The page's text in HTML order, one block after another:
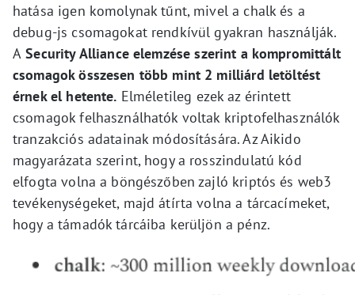
hatása igen komolynak tűnt, mivel a chalk és a
debug-js csomagokat rendkívül gyakran használják.
A Security Alliance elemzése szerint a kompromittált
csomagok összesen több mint 2 milliárd letöltést
érnek el hetente. Elméletileg ezek az érintett
csomagok felhasználhatók voltak kriptofelhasználók
tranzakciós adatainak módosítására. Az Aikido
magyarázata szerint, hogy a rosszindulatú kód
elfogta volna a böngészőben zajló kriptós és web3
tevékenységeket, majd átírta volna a tárcacímeket,
hogy a támadók tárcáiba kerüljön a pénz.